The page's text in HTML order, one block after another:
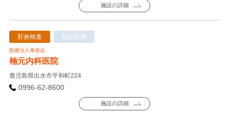
施設の詳細
肝炎検査 指定医療
医療法人孝徳会
楠元内科医院
鹿児島県出水市平和町224
0996-62-8600
施設の詳細